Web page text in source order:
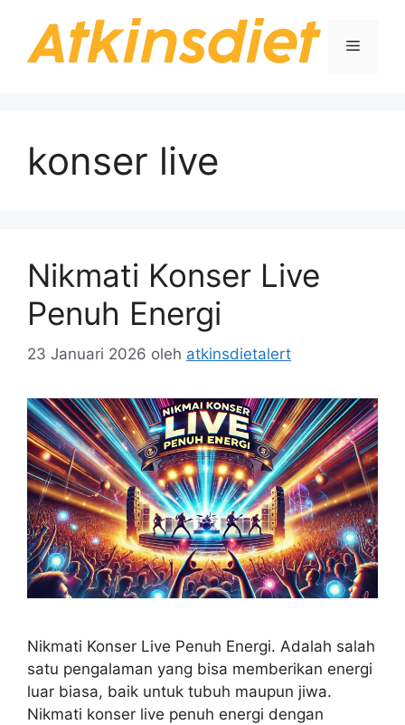
Menu
konser live
Nikmati Konser Live
Penuh Energi
23 Januari 2026 oleh atkinsdietalert
Nikmati Konser Live Penuh Energi. Adalah salah
satu pengalaman yang bisa memberikan energi
luar biasa, baik untuk tubuh maupun jiwa.
Nikmati konser live penuh energi dengan